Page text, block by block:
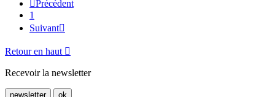
Précédent
1
Suivant
Retour en haut 
Recevoir la newsletter